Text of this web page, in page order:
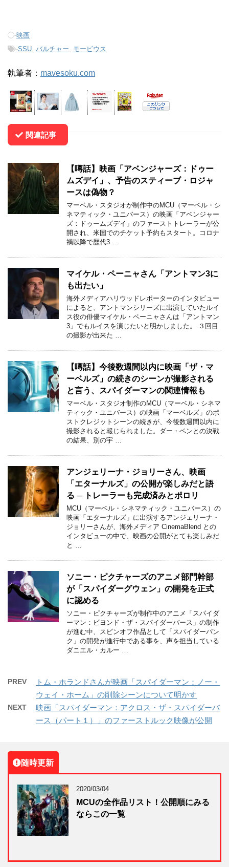
-映画
-SSU ,バルチャー モービウス
執筆者： mavesoku.com
関連記事
【噂話】映画「アベンジャーズ：ドゥー
ムズデイ」、予告のスティーブ・ロジャ
ースは偽物？
マーベル・スタジオが制作中のMCU（マーベル・シ
ネマティック・ユニバース）の映画「アベンジャー
ズ：ドゥームズデイ」のファーストトレーラーが公
開され、米国でのチケット予約もスタート。コロナ
禍以降で歴代3 …
マイケル・ペーニャさん「アントマン3に
も出たい」
海外メディアハリウッドレポーターのインタビュー
によると、アントマンシリーズに出演していたルイ
ス役の俳優マイケル・ペーニャさんは「アントマン
3」でもルイスを演じたいと明かしました。 ３回目
の撮影が出来た …
【噂話】今後数週間以内に映画「ザ・マ
ーベルズ」の続きのシーンが撮影される
と言う、スパイダーマンの関連情報も
マーベル・スタジオ制作のMCU（マーベル・シネマ
ティック・ユニバース）の映画「マーベルズ」のポ
ストクレジットシーンの続きが、今後数週間以内に
撮影されると報じられました。ダー・ベンとの決戦
の結果、別の宇 …
アンジェリーナ・ジョリーさん、映画
「エターナルズ」の公開が楽しみだと語
る ─ トレーラーも完成済みとポロリ
MCU（マーベル・シネマティック・ユニバース）の
映画「エターナルズ」に出演するアンジェリーナ・
ジョリーさんが、海外メディア CinemaBlend との
インタビューの中で、映画の公開がとても楽しみだ
と …
ソニー・ピクチャーズのアニメ部門幹部
が「スパイダーグウェン」の開発を正式
に認める
ソニー・ピクチャーズが制作中のアニメ「スパイダ
ーマン：ビヨンド・ザ・スパイダーバース」の制作
が進む中、スピンオフ作品として「スパイダーパン
ク」の開発が進行中である事を、声を担当している
ダニエル・カルー …
PREV
トム・ホランドさんが映画「スパイダーマン：ノー・
ウェイ・ホーム」の削除シーンについて明かす
NEXT
映画「スパイダーマン：アクロス・ザ・スパイダーバ
ース（パート１）」のファーストルック映像が公開
随時更新
2020/03/04
MCUの全作品リスト！公開順にみる
ならこの一覧